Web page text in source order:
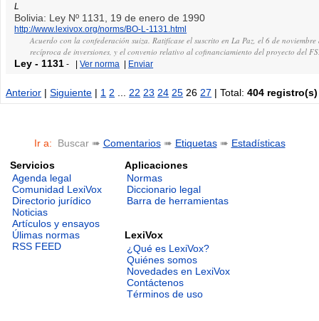
L
Bolivia: Ley Nº 1131, 19 de enero de 1990
http://www.lexivox.org/norms/BO-L-1131.html
Acuerdo con la confederación suiza. Ratifícase el suscrito en La Paz, el 6 de
recíproca de inversiones, y el convenio relativo al cofinanciamiento del proyecto del
Ley - 1131 - |Ver norma | Enviar
Anterior |Siguiente | 1 2 22 23 24 25 26 27 | Total:404 registro(s)
Ir a: Buscar ➠ Comentarios➠ Etiquetas➠ Estadísticas
Servicios
Agenda legal
Comunidad LexiVox
Directorio jurídico
Noticias
Artículos y ensayos
Úlimas normas
RSS FEED
Aplicaciones
Normas
Diccionario legal
Barra de herramientas
LexiVox
¿Qué es LexiVox?
Quiénes somos
Novedades en LexiVox
Contáctenos
Términos de uso